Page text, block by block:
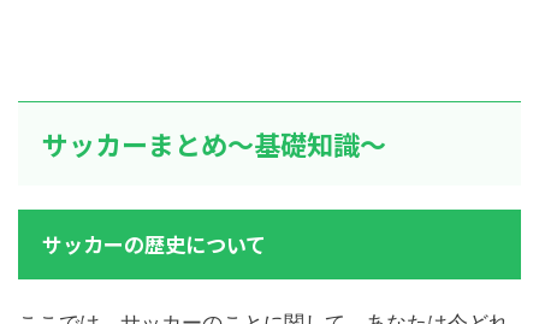
サッカーまとめ～基礎知識～
サッカーの歴史について